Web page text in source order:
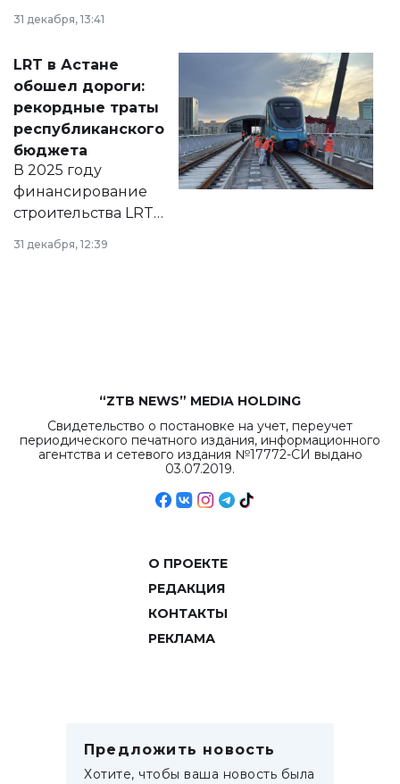
города на 2026–
2028 годы.
документ
появился в базе
нормативных
правовых актов и
на сайте маслихат
города.
31 декабря, 13:41
LRT в Астане
обошел дороги:
рекордные траты
республиканского
бюджета
В 2025 году
финансирование
строительства LRT
в Астане из
республиканского
31 декабря, 12:39
“ZTB NEWS” MEDIA HOLDING
Свидетельство о постановке на учет, переучет
периодического печатного издания, информационного
агентства и сетевого издания №17772-СИ выдано
03.07.2019.
О ПРОЕКТЕ
РЕДАКЦИЯ
КОНТАКТЫ
РЕКЛАМА
Предложить новость
Хотите, чтобы ваша новость была